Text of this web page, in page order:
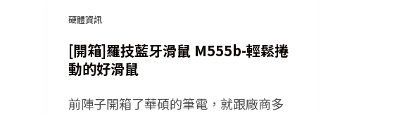
硬體資訊
[開箱]羅技藍牙滑鼠 M555b-輕鬆捲
動的好滑鼠
前陣子開箱了華碩的筆電，就跟廠商多